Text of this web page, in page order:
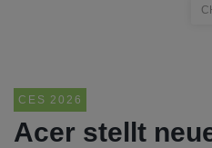
CES 2026
Acer stellt